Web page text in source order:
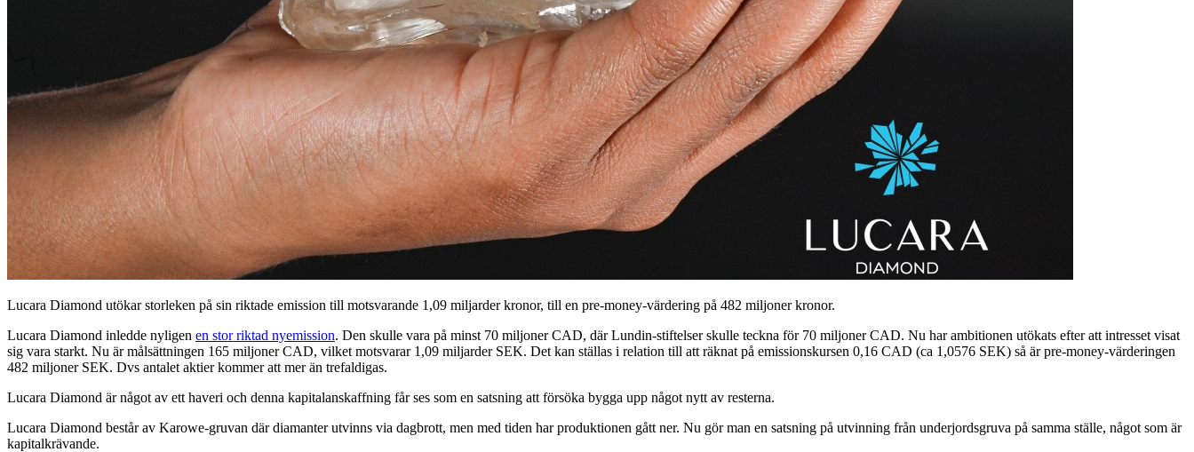
Lucara Diamond utökar storleken på sin riktade emission till motsvarande 1,09 miljarder kronor, till en pre-money-värdering på 482 miljoner kronor.
Lucara Diamond inledde nyligen en stor riktad nyemission. Den skulle vara på minst 70 miljoner CAD, där Lundin-stiftelser skulle teckna för 70 miljoner CAD. Nu har ambitionen utökats efter att intresset visat
sig vara starkt. Nu är målsättningen 165 miljoner CAD, vilket motsvarar 1,09 miljarder SEK. Det kan ställas i relation till att räknat på emissionskursen 0,16 CAD (ca 1,0576 SEK) så är pre-money-värderingen
482 miljoner SEK. Dvs antalet aktier kommer att mer än trefaldigas.
Lucara Diamond är något av ett haveri och denna kapitalanskaffning får ses som en satsning att försöka bygga upp något nytt av resterna.
Lucara Diamond består av Karowe-gruvan där diamanter utvinns via dagbrott, men med tiden har produktionen gått ner. Nu gör man en satsning på utvinning från underjordsgruva på samma ställe, något som är
kapitalkrävande.